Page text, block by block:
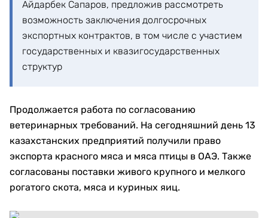
Айдарбек Сапаров, предложив рассмотреть
возможность заключения долгосрочных
экспортных контрактов, в том числе с участием
государственных и квазигосударственных
структур
Продолжается работа по согласованию
ветеринарных требований. На сегодняшний день 13
казахстанских предприятий получили право
экспорта красного мяса и мяса птицы в ОАЭ. Также
согласованы поставки живого крупного и мелкого
рогатого скота, мяса и куриных яиц.